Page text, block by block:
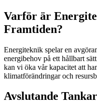
Varför är
Framtiden?
Energiteknik spelar en
energibehov på ett hållbart
kan vi öka vår kapacitet att
klimatförändringar och
Avslutande Tankar